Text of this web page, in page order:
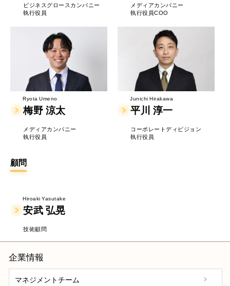
ビジネスグロースカンパニー
執行役員
メディアカンパニー
執行役員COO
Ryota Umeno
梅野 涼太
メディアカンパニー
執行役員
Junichi Hirakawa
平川 淳一
コーポレートディビジョン
執行役員
顧問
Hiroaki Yasutake
安武 弘晃
技術顧問
企業情報
マネジメントチーム